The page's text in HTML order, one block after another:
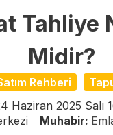
Tahliye
Midir?
Rehberi
Haziran 2025 Salı
Muhabir: